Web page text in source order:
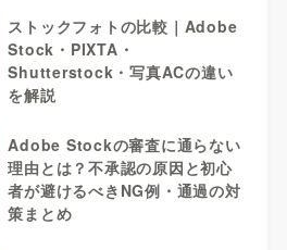
ストックフォトの比較｜Adobe
Stock・PIXTA・
Shutterstock・写真ACの違い
を解説
Adobe Stockの審査に通らない
理由とは？不承認の原因と初心
者が避けるべきNG例・通過の対
策まとめ